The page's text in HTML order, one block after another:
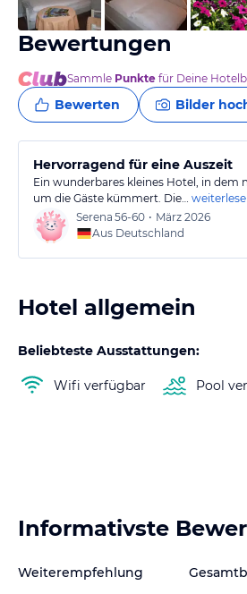
Bewertungen
Sammle Punkte für Deine
Bewerten Bilder
Hervorragend für eine Auszeit
Ein wunderbares kleines Hotel, in dem
um die Gäste kümmert. Die…
Serena 56-60 • März 2026
Aus Deutschland
Hotel allgemein
Beliebteste Ausstattungen:
Wifi verfügbar Pool
Informativste
Weiterempfehlung